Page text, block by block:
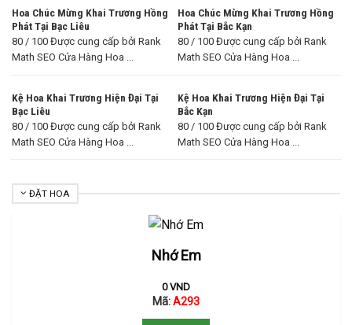
Hoa Chúc Mừng Khai Trương Hồng
Phát Tại Bạc Liêu
80 / 100 Được cung cấp bởi Rank
Math SEO Cửa Hàng Hoa ...
Hoa Chúc Mừng Khai Trương Hồng
Phát Tại Bắc Kạn
80 / 100 Được cung cấp bởi Rank
Math SEO Cửa Hàng Hoa ...
Kệ Hoa Khai Trương Hiện Đại Tại
Bạc Liêu
80 / 100 Được cung cấp bởi Rank
Math SEO Cửa Hàng Hoa ...
Kệ Hoa Khai Trương Hiện Đại Tại
Bắc Kạn
80 / 100 Được cung cấp bởi Rank
Math SEO Cửa Hàng Hoa ...
ĐẶT HOA
Nhớ Em
0VND
Mã:A293